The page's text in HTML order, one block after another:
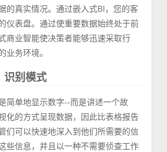
的真实情况。通过嵌入式BI，您的客
仪表盘。通过使重要数据始终处于前
商业智能使决策者能够迅速采取行
业务环境。
识别模式
简单地显示数字--而是讲述一个故
化的方式呈现数据，因此比表格报告
们可以快速地深入到他们所需要的信
些信息，并且以一种不需要侦查工作